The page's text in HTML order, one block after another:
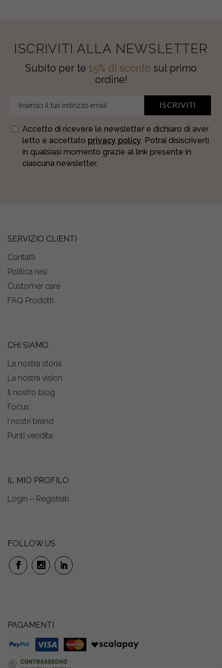
ISCRIVITI ALLA NEWSLETTER
Subito per te 15% di sconto sul primo
ordine!
ISCRIVITI
Accetto di ricevere le newsletter e dichiaro di aver
letto e accettato privacy policy. Potrai disiscriverti
in qualsiasi momento grazie al link presente in
ciascuna newsletter.
SERVIZIO CLIENTI
Contatti
Politica resi
Customer care
FAQ Prodotti
CHI SIAMO
La nostra storia
La nostra vision
Il nostro blog
Focus
I nostri brand
Punti vendita
IL MIO PROFILO
Login – Registrati
FOLLOW US
PAGAMENTI